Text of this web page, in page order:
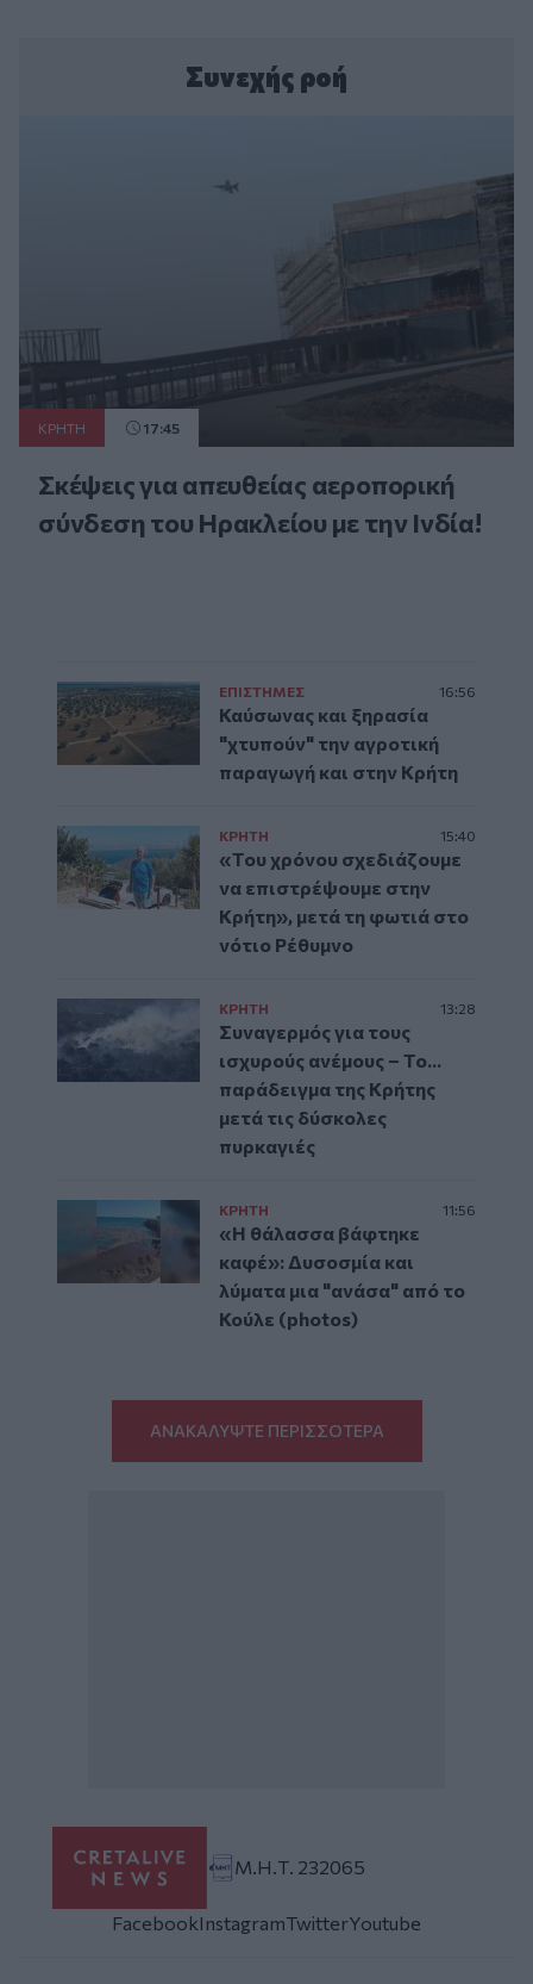
Συνεχής ροή
ΚΡΗΤΗ 17:45
Σκέψεις για απευθείας αεροπορική
σύνδεση του Ηρακλείου με την Ινδία!
ΕΠΙΣΤΗΜΕΣ 16:56
Καύσωνας και ξηρασία
"χτυπούν" την αγροτική
παραγωγή και στην Κρήτη
ΚΡΗΤΗ 15:40
«Του χρόνου σχεδιάζουμε
να επιστρέψουμε στην
Κρήτη», μετά τη φωτιά στο
νότιο Ρέθυμνο
ΚΡΗΤΗ 13:28
Συναγερμός για τους
ισχυρούς ανέμους – Το...
παράδειγμα της Κρήτης
μετά τις δύσκολες
πυρκαγιές
ΚΡΗΤΗ 11:56
«Η θάλασσα βάφτηκε
καφέ»: Δυσοσμία και
λύματα μια "ανάσα" από το
Κούλε (photos)
ΑΝΑΚΑΛΥΨΤΕ ΠΕΡΙΣΣΟΤΕΡΑ
Μ.Η.Τ. 232065
FacebookInstagramTwitterYoutube